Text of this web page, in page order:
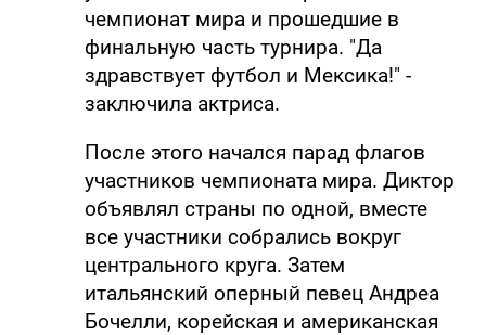
чемпионат мира и прошедшие в
финальную часть турнира. "Да
здравствует футбол и Мексика!" -
заключила актриса.
После этого начался парад флагов
участников чемпионата мира. Диктор
объявлял страны по одной, вместе
все участники собрались вокруг
центрального круга. Затем
итальянский оперный певец Андреа
Бочелли, корейская и американская